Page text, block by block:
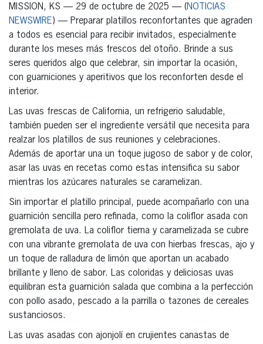
MISSION, KS — 29 de octubre de 2025 — (NOTICIAS
NEWSWIRE) — Preparar platillos reconfortantes que agraden
a todos es esencial para recibir invitados, especialmente
durante los meses más frescos del otoño. Brinde a sus
seres queridos algo que celebrar, sin importar la ocasión,
con guarniciones y aperitivos que los reconforten desde el
interior.
Las uvas frescas de California, un refrigerio saludable,
también pueden ser el ingrediente versátil que necesita para
realzar los platillos de sus reuniones y celebraciones.
Además de aportar una un toque jugoso de sabor y de color,
asar las uvas en recetas como estas intensifica su sabor
mientras los azúcares naturales se caramelizan.
Sin importar el platillo principal, puede acompañarlo con una
guarnición sencilla pero refinada, como la coliflor asada con
gremolata de uva. La coliflor tierna y caramelizada se cubre
con una vibrante gremolata de uva con hierbas frescas, ajo y
un toque de ralladura de limón que aportan un acabado
brillante y lleno de sabor. Las coloridas y deliciosas uvas
equilibran esta guarnición salada que combina a la perfección
con pollo asado, pescado a la parrilla o tazones de cereales
sustanciosos.
Las uvas asadas con ajonjolí en crujientes canastas de